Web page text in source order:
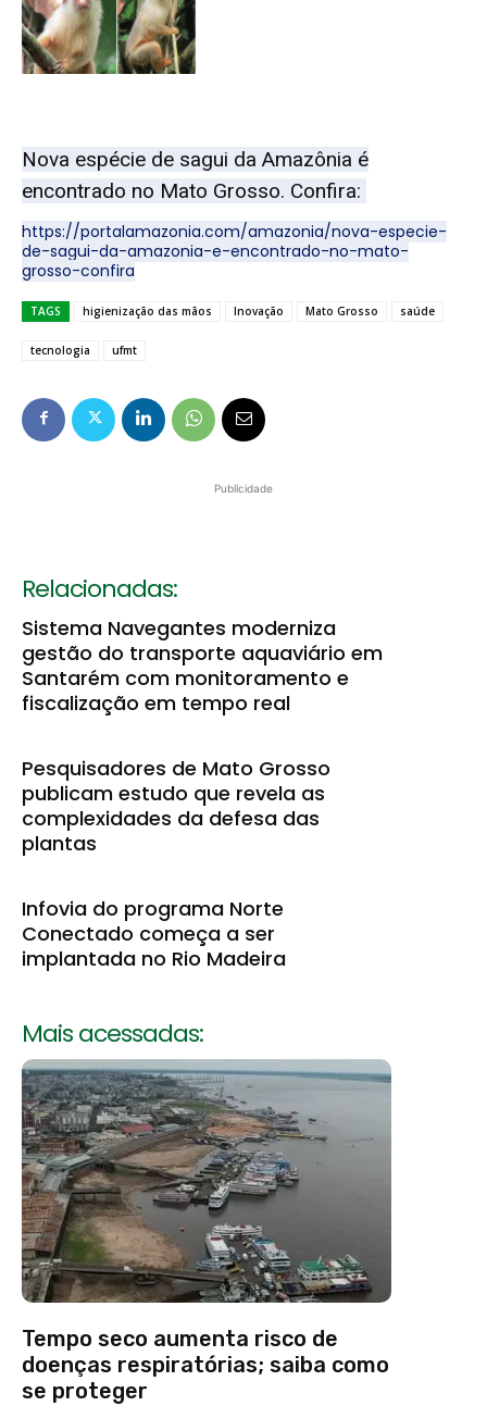
Nova espécie de sagui da Amazônia é
encontrado no Mato Grosso. Confira:
https://portalamazonia.com/amazonia/nova-especie-
de-sagui-da-amazonia-e-encontrado-no-mato-
grosso-confira
TAGS higienização das mãos Inovação Mato Grosso saúde
tecnologia ufmt
Publicidade
Relacionadas:
Sistema Navegantes moderniza
gestão do transporte aquaviário em
Santarém com monitoramento e
fiscalização em tempo real
Pesquisadores de Mato Grosso
publicam estudo que revela as
complexidades da defesa das
plantas
Infovia do programa Norte
Conectado começa a ser
implantada no Rio Madeira
Mais acessadas:
Tempo seco aumenta risco de
doenças respiratórias; saiba como
se proteger